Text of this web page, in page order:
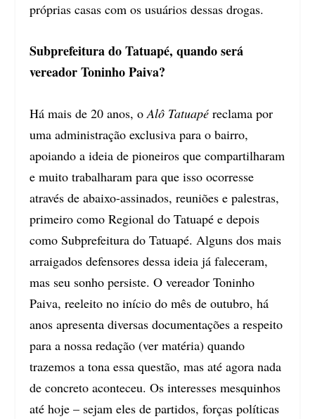
próprias casas com os usuários dessas drogas.
Subprefeitura do Tatuapé, quando será
vereador Toninho Paiva?
Há mais de 20 anos, oAlô Tatuapé reclama por
uma administração exclusiva para o bairro,
apoiando a ideia de pioneiros que compartilharam
e muito trabalharam para que isso ocorresse
através de abaixo-assinados, reuniões e palestras,
primeiro como Regional do Tatuapé e depois
comoSubprefeitura do Tatuapé. Alguns dos mais
arraigados defensores dessa ideia já faleceram,
mas seu sonho persiste. O vereador Toninho
Paiva, reeleito no início do mês de outubro, há
anos apresenta diversas documentações a respeito
para a nossa redação (ver matéria) quando
trazemos a tona essa questão, mas até agora nada
de concreto aconteceu. Os interesses mesquinhos
até hoje – sejam eles de partidos, forças políticas